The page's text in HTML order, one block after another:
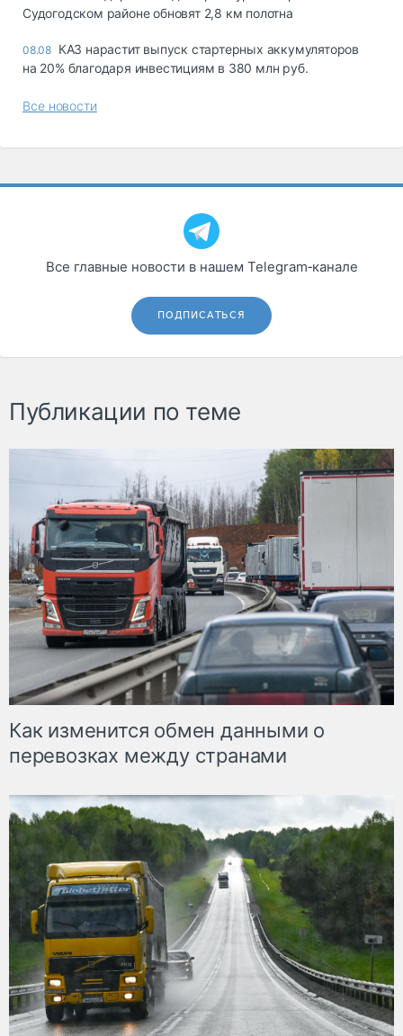
Судогодском районе обновят 2,8 км полотна
08.08 КАЗ нарастит выпуск стартерных аккумуляторов
на 20% благодаря инвестициям в 380 млн руб.
Все новости
Все главные новости в нашем Telegram‑канале
ПОДПИСАТЬСЯ
Публикации по теме
Как изменится обмен данными о
перевозках между странами